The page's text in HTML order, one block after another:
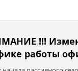
!!!
работы